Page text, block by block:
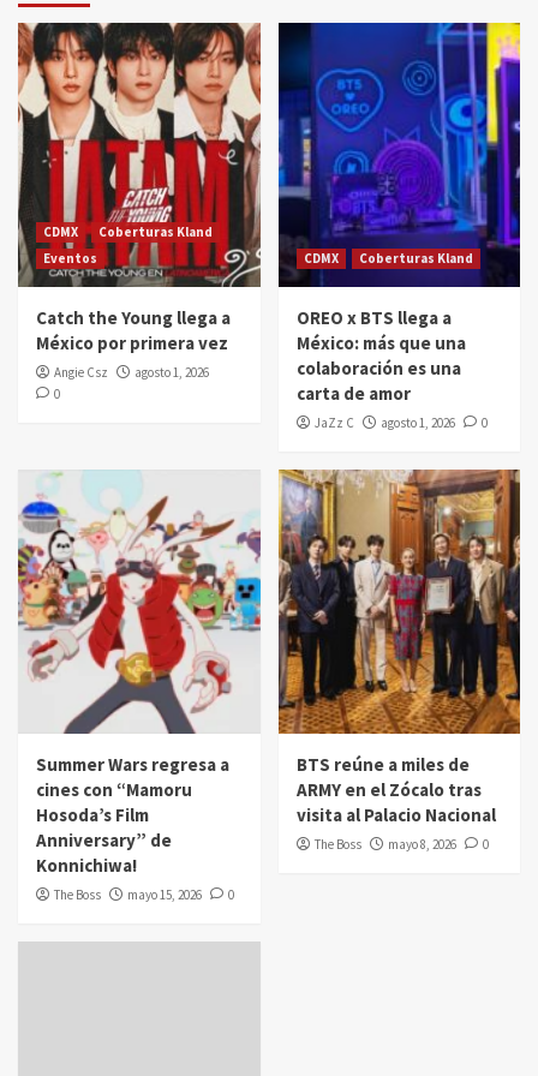
CDMX
Coberturas Kland
Eventos
Catch the Young llega a
México por primera vez
Angie Csz
agosto 1, 2026
0
CDMX Coberturas Kland
OREO x BTS llega a
México: más que una
colaboración es una
carta de amor
JaZz C agosto 1, 2026 0
Summer Wars regresa a
cines con “Mamoru
Hosoda’s Film
Anniversary” de
Konnichiwa!
The Boss mayo 15, 2026 0
BTS reúne a miles de
ARMY en el Zócalo tras
visita al Palacio Nacional
The Boss mayo 8, 2026 0